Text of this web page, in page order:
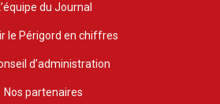
du Journal
le Périgord en chiffres
d’administration
Nos partenaires